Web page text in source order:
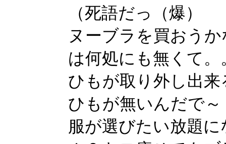
（死語だっ（爆）
ヌーブラを買おう
は何処にも無くて。
ひもが取り外し出
ひもが無いんだで～
服が選びたい放題